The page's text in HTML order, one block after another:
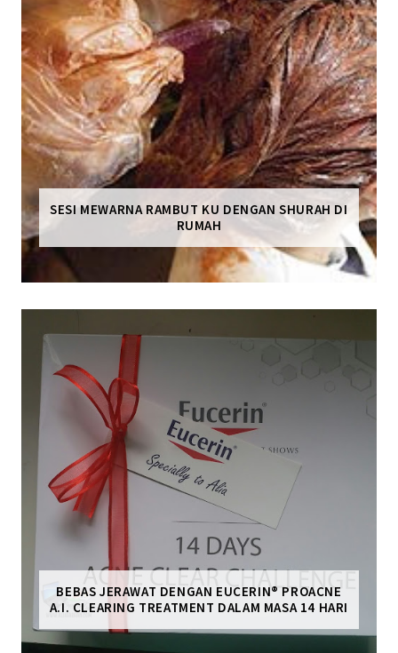
SESI MEWARNA RAMBUT KU DENGAN SHURAH DI
RUMAH
BEBAS JERAWAT DENGAN EUCERIN® PROACNE
A.I. CLEARING TREATMENT DALAM MASA 14 HARI